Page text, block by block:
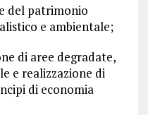
del patrimonio
e ambientale;
di aree degradate,
e realizzazione di
di economia